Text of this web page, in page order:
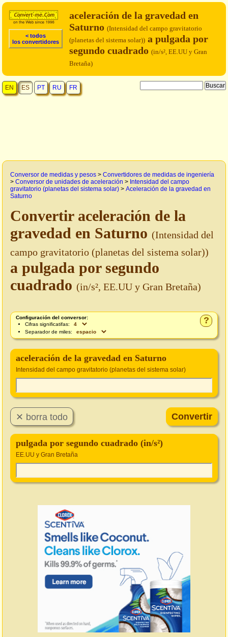
< todos
los convertidores
aceleración de la gravedad en
Saturno (Intensidad del campo gravitatorio
(planetas del sistema solar)) a pulgada por
segundo cuadrado (in/s², EE.UU y Gran
Bretaña)
EN ES PT RU FR
Conversor de medidas y pesos > Convertidores de medidas de ingeniería
> Conversor de unidades de aceleración > Intensidad del campo
gravitatorio (planetas del sistema solar) > Aceleración de la gravedad en
Saturno
Convertir aceleración de la
gravedad en Saturno (Intensidad del
campo gravitatorio (planetas del sistema solar))
a pulgada por segundo
cuadrado (in/s², EE.UU y Gran Bretaña)
?
Configuración del conversor:
Cifras significatifas:
Separador de miles:
aceleración de la gravedad en Saturno
Intensidad del campo gravitatorio (planetas del sistema solar)
pulgada por segundo cuadrado (in/s²)
EE.UU y Gran Bretaña